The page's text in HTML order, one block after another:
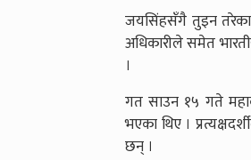
जयसिंहसँगै तुइन
अधिकारीले समेत
।
गत साउन १५ गते
भएका थिए ।
छन् ।